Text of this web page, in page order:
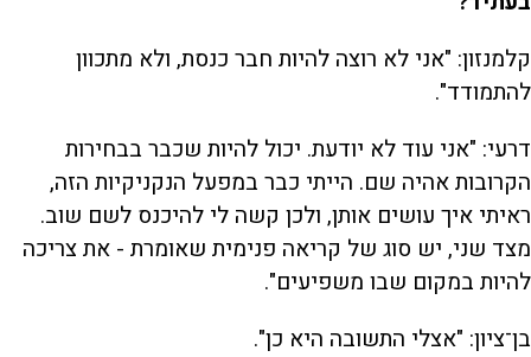
קלמנזון: "אני לא רוצה להיות חבר כנסת, ולא מתכוון
להתמודד".
דרעי: "אני עוד לא יודעת. יכול להיות שכבר בבחירות
הקרובות אהיה שם. הייתי כבר במפעל הנקניקיות הזה,
ראיתי איך עושים אותן, ולכן קשה לי להיכנס לשם שוב.
מצד שני, יש סוג של קריאה פנימית שאומרת - את צריכה
להיות במקום שבו משפיעים".
בן־ציון: "אצלי התשובה היא כן".